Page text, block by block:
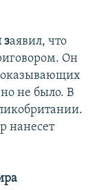
заявил, что
Он
не было. В
нанесет